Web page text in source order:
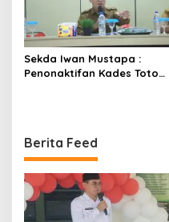
Sekda Iwan Mustapa :
Penonaktifan Kades Toto
Berita Feed